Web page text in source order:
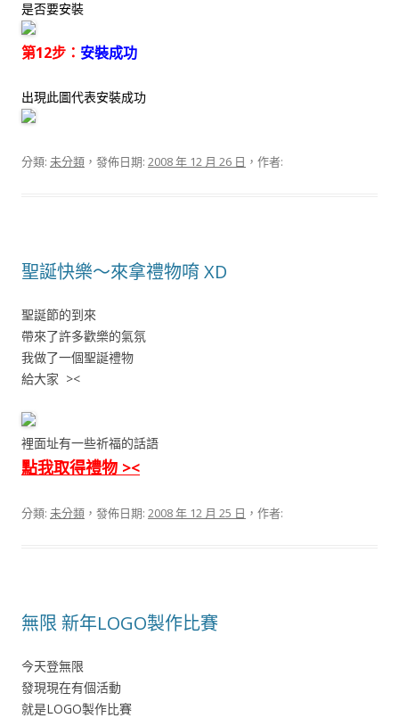
是否要安裝
第12步： 安裝成功
出現此圖代表安裝成功
分類: 未分類 ，發佈日期: 2008 年 12 月 26 日 ，作者:
聖誕快樂～來拿禮物唷 XD
聖誕節的到來
帶來了許多歡樂的氣氛
我做了一個聖誕禮物
給大家 ><
裡面址有一些祈福的話語
點我取得禮物 ><
分類: 未分類 ，發佈日期: 2008 年 12 月 25 日 ，作者:
無限 新年LOGO製作比賽
今天登無限
發現現在有個活動
就是LOGO製作比賽